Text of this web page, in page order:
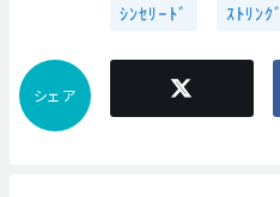
ｼﾝｾﾘｰﾄﾞ ｽﾄﾘﾝｸ
シェア